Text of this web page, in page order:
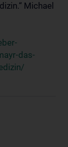
Michael
das-